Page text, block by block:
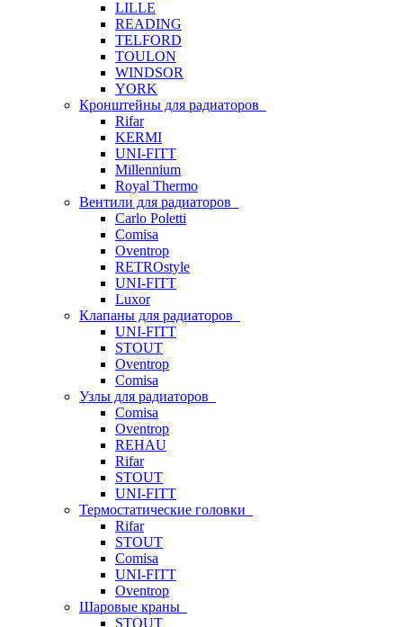
LILLE
READING
TELFORD
TOULON
WINDSOR
YORK
Кронштейны для радиаторов
Rifar
KERMI
UNI-FITT
Millennium
Royal Thermo
Вентили для радиаторов
Carlo Poletti
Comisa
Oventrop
RETROstyle
UNI-FITT
Luxor
Клапаны для радиаторов
UNI-FITT
STOUT
Oventrop
Comisa
Узлы для радиаторов
Comisa
Oventrop
REHAU
Rifar
STOUT
UNI-FITT
Термостатические головки
Rifar
STOUT
Comisa
UNI-FITT
Oventrop
Шаровые краны
STOUT